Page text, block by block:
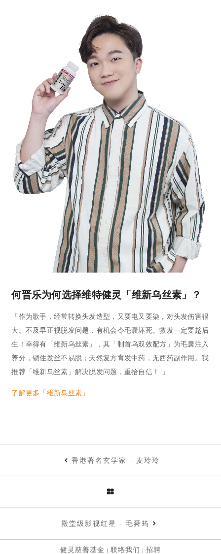
何晋乐为何选择维特健灵「维新乌丝素」？
「作为歌手，经常转换头发造型，又要电又要染，对头发伤害很
大。不及早正视脱发问题，有机会令毛囊坏死。救发一定要趁后
生！幸得有「维新乌丝素」，其「制首乌双效配方」为毛囊注入
养分，锁住发丝不易脱；天然复方育发中药，无西药副作用。我
推荐「维新乌丝素」解决脱发问题，重拾自信！ 」
了解更多「维新乌丝素」
香港著名玄学家 - 麦玲玲
殿堂级影视红星 - 毛舜筠
健灵慈善基金 | 联络我们 | 招聘